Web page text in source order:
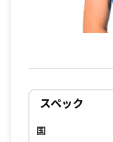
スペック
国